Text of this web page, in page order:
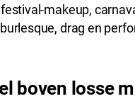
makeup,
drag en
boven losse